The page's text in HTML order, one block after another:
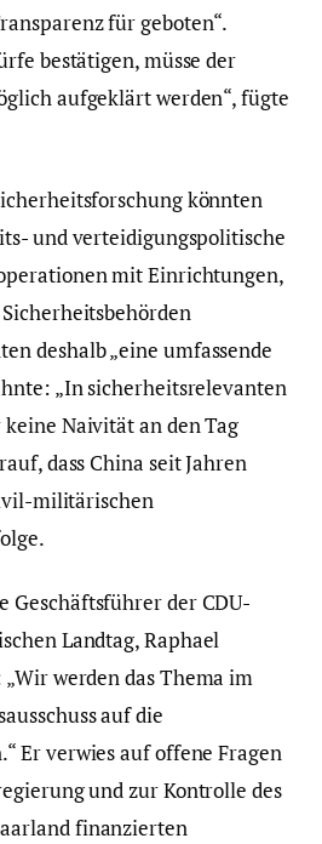
für geboten“.
bestätigen, müsse der
aufgeklärt werden“, fügte
könnten
und verteidigungspolitische
mit Einrichtungen,
deshalb „eine umfassende
„In sicherheitsrelevanten
Naivität an den Tag
dass China seit Jahren
militärischen
Geschäftsführer der CDU-
Landtag, Raphael
werden das Thema im
auf die
Er verwies auf offene Fragen
und zur Kontrolle des
finanzierten